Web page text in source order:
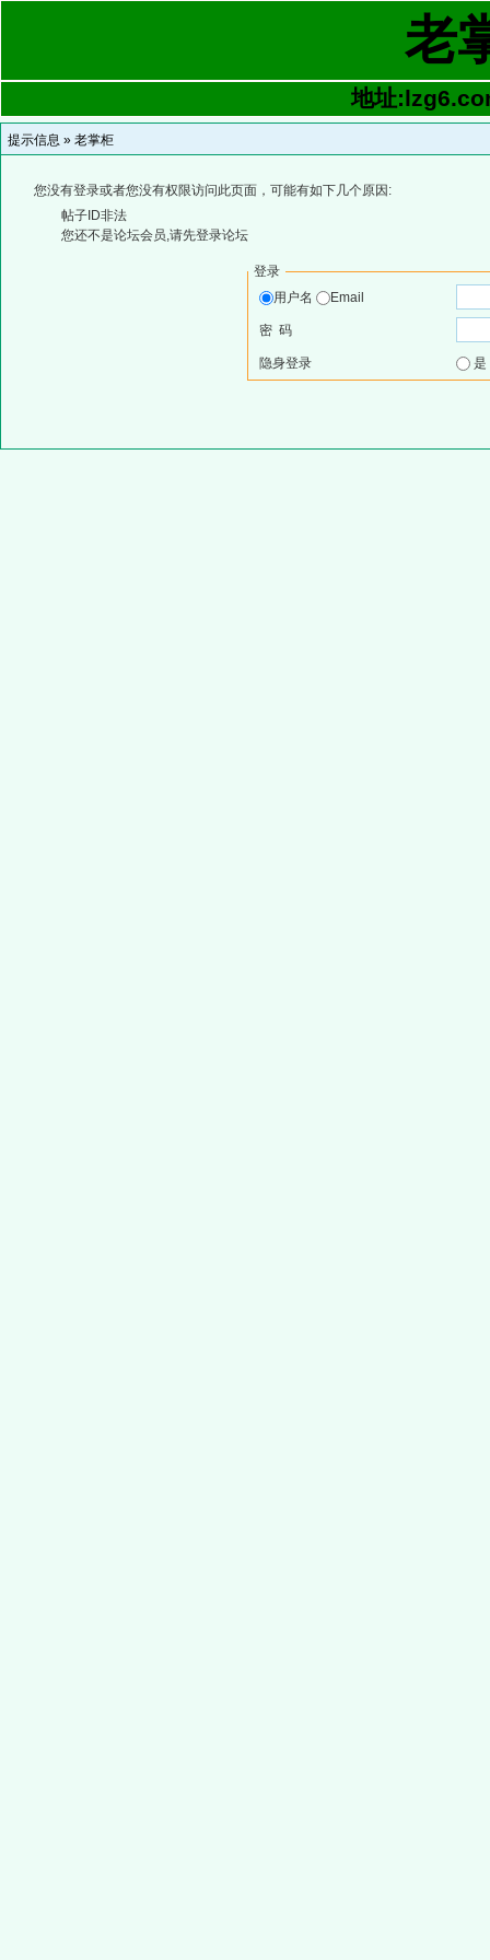
老
地址
提示信息 » 老掌柜
您没有登录或者您没有权限访问此页面，可能有如下几个原因:
帖子ID非法
您还不是论坛会员,请先登录论坛
登录
用户名
Email
密 码
隐身登录